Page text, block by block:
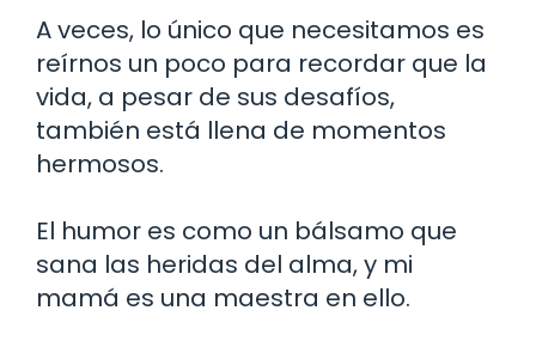
A veces, lo único que necesitamos es
reírnos un poco para recordar que la
vida, a pesar de sus desafíos,
también está llena de momentos
hermosos.
El humor es como un bálsamo que
sana las heridas del alma, y mi
mamá es una maestra en ello.